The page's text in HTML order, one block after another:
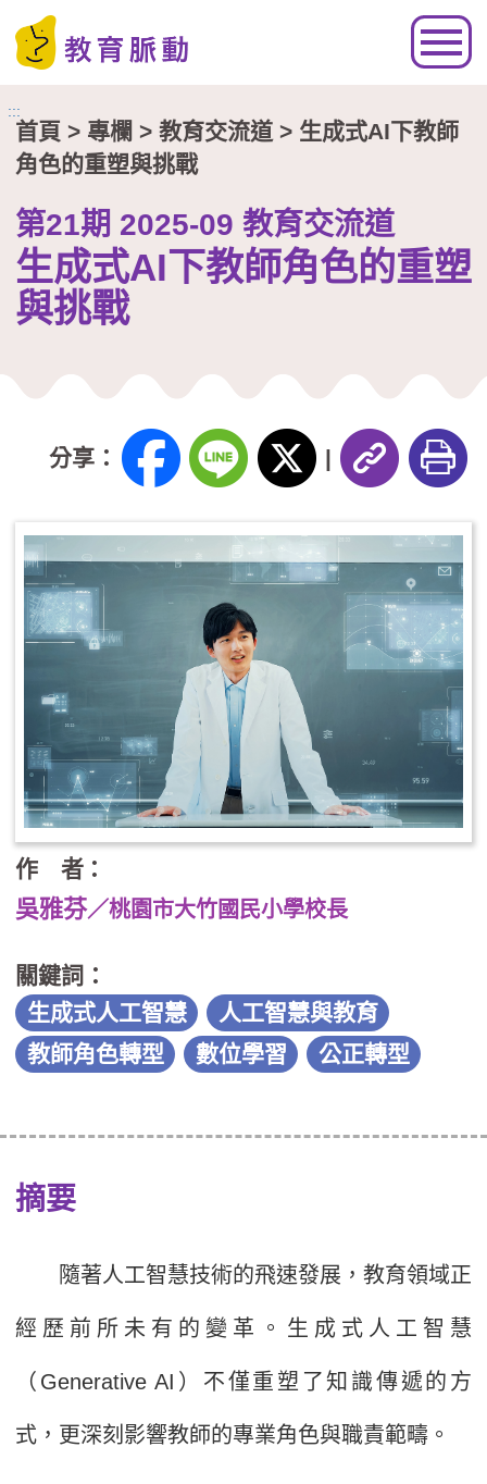
跳到主要內容區塊
:::
首頁 > 專欄 > 教育交流道 > 生成式AI下教師
角色的重塑與挑戰
第21期 2025-09 教育交流道
生成式AI下教師角色的重塑
與挑戰
分享： |
作 者：
吳雅芬／桃園市大竹國民小學校長
關鍵詞：
生成式人工智慧
人工智慧與教育
教師角色轉型
數位學習 公正轉型
摘要
隨著人工智慧技術的飛速發展，教育領域正
經歷前所未有的變革。生成式人工智慧
（Generative AI）不僅重塑了知識傳遞的方
式，更深刻影響教師的專業角色與職責範疇。